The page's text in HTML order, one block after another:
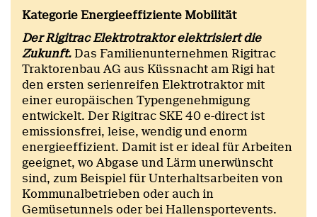
Kategorie Energieeffiziente Mobilität
Der Rigitrac Elektrotraktor elektrisiert die
Zukunft. Das Familienunternehmen Rigitrac
Traktorenbau AG aus Küssnacht am Rigi hat
den ersten serienreifen Elektrotraktor mit
einer europäischen Typengenehmigung
entwickelt. Der Rigitrac SKE 40 e-direct ist
emissionsfrei, leise, wendig und enorm
energieeffizient. Damit ist er ideal für Arbeiten
geeignet, wo Abgase und Lärm unerwünscht
sind, zum Beispiel für Unterhaltsarbeiten von
Kommunalbetrieben oder auch in
Gemüsetunnels oder bei Hallensportevents.